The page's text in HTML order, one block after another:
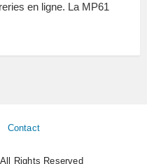
en ligne. La MP61
Contact
All Rights Reserved